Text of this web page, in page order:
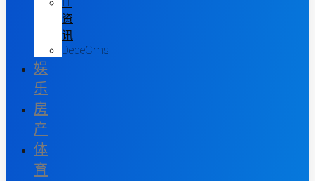
资
讯
DedeCms
娱
乐
房
产
体
育